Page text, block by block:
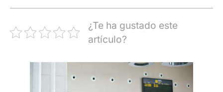
¿Te ha gustado este
artículo?